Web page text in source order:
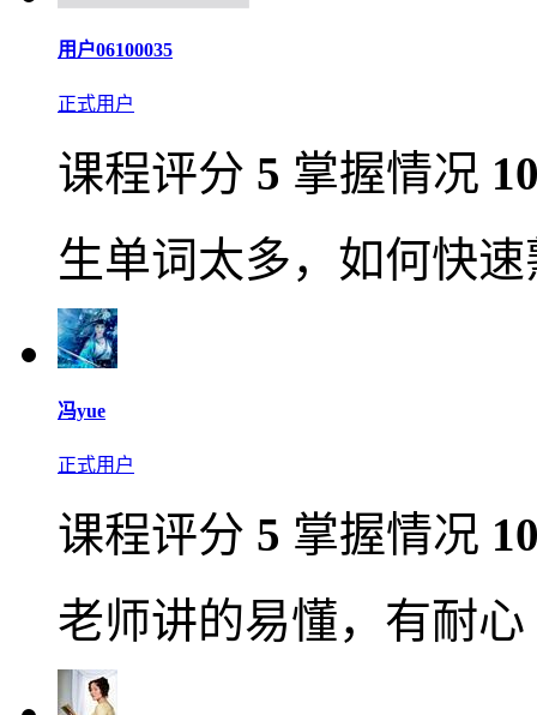
用户06100035
正式用户
课程评分 5 掌握情况
生单词太多，如何快
冯yue
正式用户
课程评分 5 掌握情况
老师讲的易懂，有耐心